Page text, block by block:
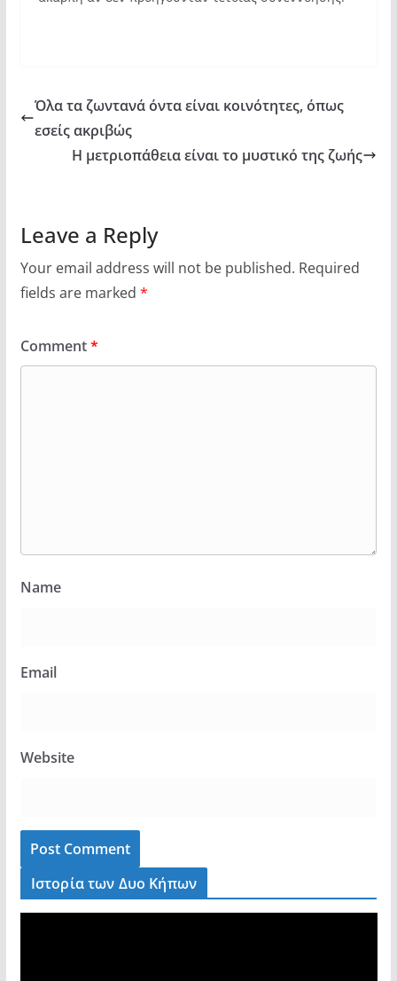
Όλα τα ζωντανά όντα είναι κοινότητες, όπως
εσείς ακριβώς
Η μετριοπάθεια είναι το μυστικό της ζωής
Leave a Reply
Your email address will not be published. Required
fields are marked *
Comment*
Name
Email
Website
Ιστορία των Δυο Κήπων